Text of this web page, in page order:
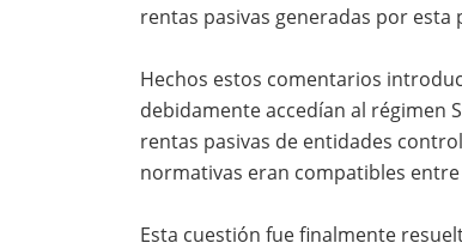
rentas pasivas generadas por
Hechos estos comentarios
debidamente accedían al régimen
rentas pasivas de entidades
normativas eran compatibles
Esta cuestión fue finalmente